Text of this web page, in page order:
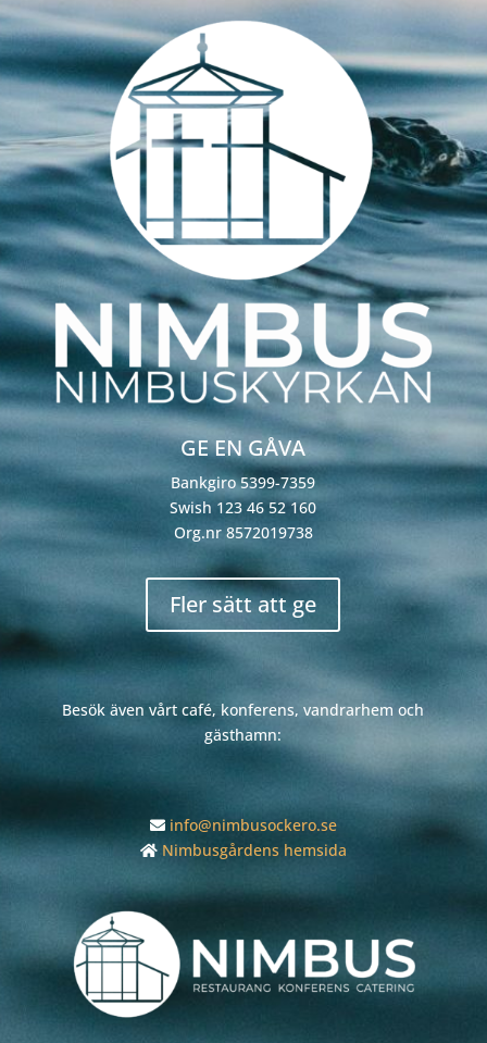
GE EN GÅVA
Bankgiro 5399-7359
Swish 123 46 52 160
Org.nr 8572019738
Fler sätt att ge
Besök även vårt café, konferens, vandrarhem och
gästhamn:
info@nimbusockero.se
Nimbusgårdens hemsida